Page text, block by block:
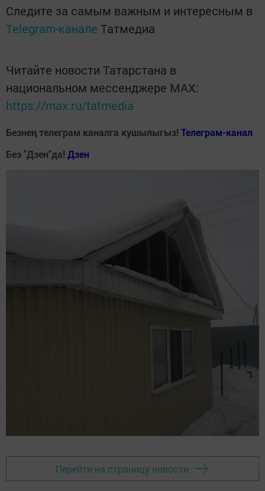
Следите за самым важным и интересным в
Telegram-канале Татмедиа
Читайте новости Татарстана в
национальном мессенджере MАХ:
https://max.ru/tatmedia
Безнең телеграм каналга кушылыгыз! Телеграм-канал
Без "Дзен"да! Дзен
Перейти на страницу новости